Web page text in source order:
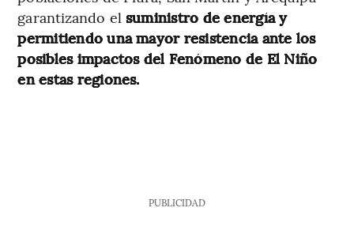
garantizando el suministro de energía y
permitiendo una mayor resistencia ante los
posibles impactos del Fenómeno de El Niño
en estas regiones.
PUBLICIDAD